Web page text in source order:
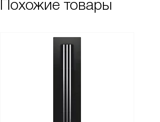
Похожие товары